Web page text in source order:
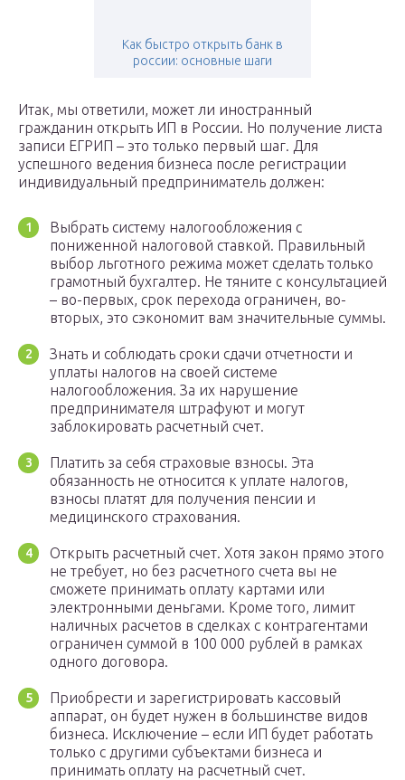
Как быстро открыть банк в
россии: основные шаги
Итак, мы ответили, может ли иностранный
гражданин открыть ИП в России. Но получение листа
записи ЕГРИП – это только первый шаг. Для
успешного ведения бизнеса после регистрации
индивидуальный предприниматель должен:
Выбрать систему налогообложения с
пониженной налоговой ставкой. Правильный
выбор льготного режима может сделать только
грамотный бухгалтер. Не тяните с консультацией
– во-первых, срок перехода ограничен, во-
вторых, это сэкономит вам значительные суммы.
Знать и соблюдать сроки сдачи отчетности и
уплаты налогов на своей системе
налогообложения. За их нарушение
предпринимателя штрафуют и могут
заблокировать расчетный счет.
Платить за себя страховые взносы. Эта
обязанность не относится к уплате налогов,
взносы платят для получения пенсии и
медицинского страхования.
Открыть расчетный счет. Хотя закон прямо этого
не требует, но без расчетного счета вы не
сможете принимать оплату картами или
электронными деньгами. Кроме того, лимит
наличных расчетов в сделках с контрагентами
ограничен суммой в 100 000 рублей в рамках
одного договора.
Приобрести и зарегистрировать кассовый
аппарат, он будет нужен в большинстве видов
бизнеса. Исключение – если ИП будет работать
только с другими субъектами бизнеса и
принимать оплату на расчетный счет.